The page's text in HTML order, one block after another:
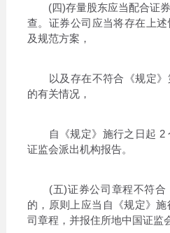
(四)存量股东应当配合证券
查。证券公司应当将存在上
及规范方案，
以及存在不符合《规定》
的有关情况，
自《规定》施行之日起 2
证监会派出机构报告。
(五)证券公司章程不符合
的，原则上应当自《规定》
司章程，并报住所地中国证监